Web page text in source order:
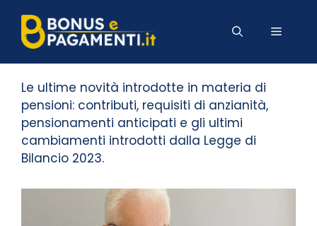
contenuto
MENU
Pensioni
Le ultime novità introdotte in materia di
pensioni: contributi, requisiti di anzianità,
pensionamenti anticipati e gli ultimi
cambiamenti introdotti dalla Legge di
Bilancio 2023.